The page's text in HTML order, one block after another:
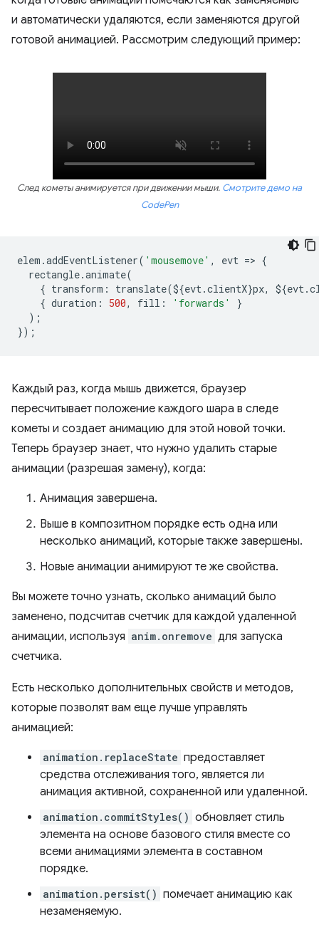
и автоматически удаляются, если заменяются другой
готовой анимацией. Рассмотрим следующий пример:
След кометы анимируется при движении мыши. Смотрите демо на
CodePen
elem .addEventListener( 'mousemove' , evt => {
rectangle.animate(
{ transform : translate(${evt.clientX}px, ${evt.
{ duration : 500, fill : 'forwards'
}
);
});
Каждый раз, когда мышь движется, браузер
пересчитывает положение каждого шара в следе
кометы и создает анимацию для этой новой точки.
Теперь браузер знает, что нужно удалить старые
анимации (разрешая замену), когда:
Анимация завершена.
Выше в композитном порядке есть одна или
несколько анимаций, которые также завершены.
Новые анимации анимируют те же свойства.
Вы можете точно узнать, сколько анимаций было
заменено, подсчитав счетчик для каждой удаленной
анимации, используя anim.onremove для запуска
счетчика.
Есть несколько дополнительных свойств и методов,
которые позволят вам еще лучше управлять
анимацией:
animation.replaceState предоставляет
средства отслеживания того, является ли
анимация активной, сохраненной или удаленной.
animation.commitStyles() обновляет стиль
элемента на основе базового стиля вместе со
всеми анимациями элемента в составном
порядке.
animation.persist() помечает анимацию как
незаменяемую.